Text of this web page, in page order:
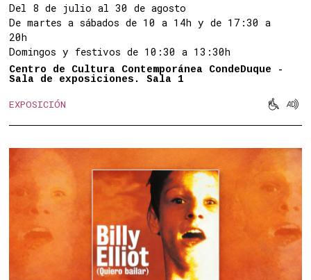
Del 8 de julio al 30 de agosto
De martes a sábados de 10 a 14h y de 17:30 a
20h
Domingos y festivos de 10:30 a 13:30h
Centro de Cultura Contemporánea CondeDuque -
Sala de exposiciones. Sala 1
EXPOSICIÓN  